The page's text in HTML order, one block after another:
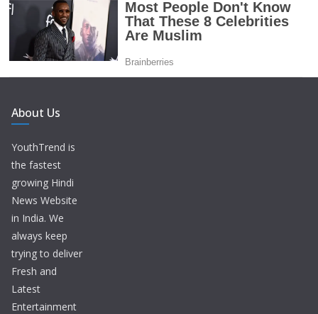
About Us
YouthTrend is
the fastest
growing Hindi
News Website
in India. We
always keep
trying to deliver
Fresh and
Latest
Entertainment